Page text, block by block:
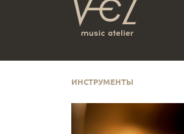
ИНСТРУМЕНТЫ